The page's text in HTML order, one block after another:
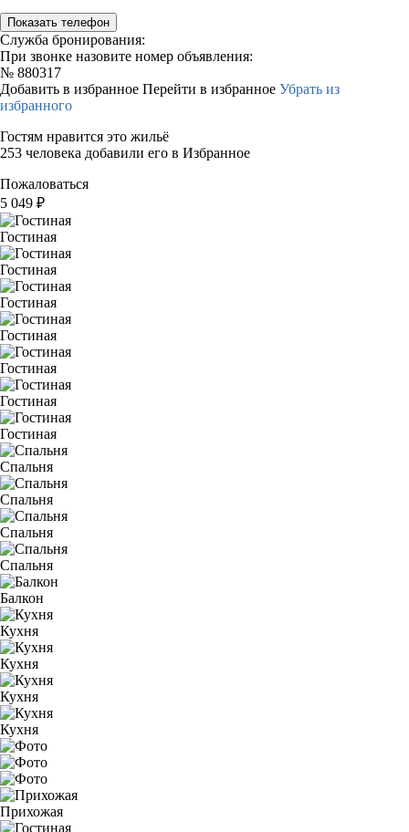
Показать телефон
Служба бронирования:
При звонке назовите номер объявления:
№ 880317
Добавить в избранное Перейти в избранное Убрать из
избранного
Гостям нравится это жильё
253 человека добавили его в Избранное
Пожаловаться
5 049 ₽
Гостиная
Гостиная
Гостиная
Гостиная
Гостиная
Гостиная
Гостиная
Спальня
Спальня
Спальня
Спальня
Балкон
Кухня
Кухня
Кухня
Кухня
Прихожая